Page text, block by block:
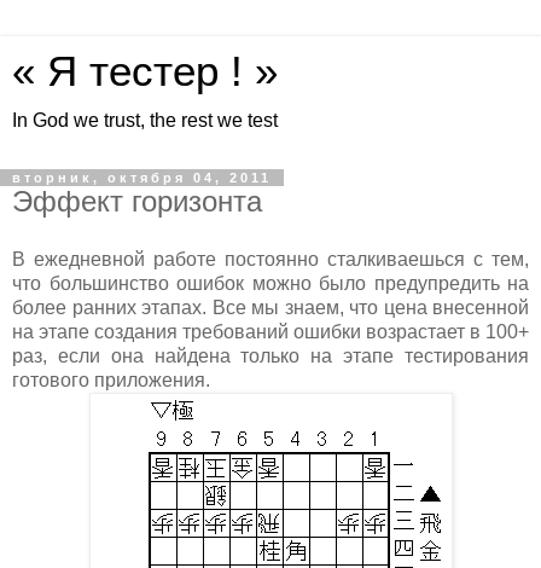
« Я тестер ! »
In God we trust, the rest we test
вторник, октября 04, 2011
Эффект горизонта
В ежедневной работе постоянно сталкиваешься с тем,
что большинство ошибок можно было предупредить на
более ранних этапах. Все мы знаем, что цена внесенной
на этапе создания требований ошибки возрастает в 100+
раз, если она найдена только на этапе тестирования
готового приложения.